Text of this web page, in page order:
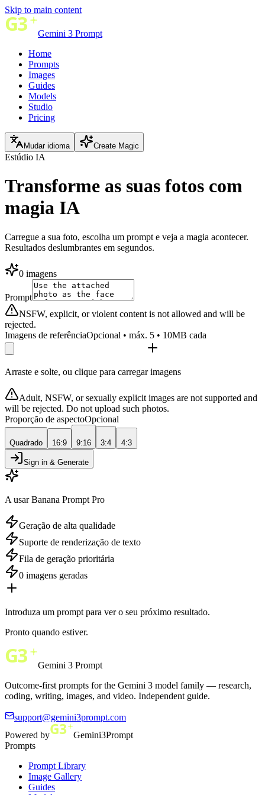
Skip to main content
Gemini 3 Prompt
Home
Prompts
Images
Guides
Models
Studio
Pricing
Mudar idioma Create Magic
Estúdio IA
Transforme as suas fotos com
magia IA
Carregue a sua foto, escolha um prompt e veja a magia acontecer.
Resultados deslumbrantes em segundos.
0 imagens
Prompt
NSFW, explicit, or violent content is not allowed and will be
rejected.
Imagens de referênciaOpcional • máx. 5 • 10MB cada
Arraste e solte, ou clique para carregar imagens
Adult, NSFW, or sexually explicit images are not supported and
will be rejected. Do not upload such photos.
Proporção de aspectoOpcional
Quadrado 16:9 9:16 3:4 4:3
Sign in & Generate
A usar Banana Prompt Pro
Geração de alta qualidade
Suporte de renderização de texto
Fila de geração prioritária
0 imagens geradas
Introduza um prompt para ver o seu próximo resultado.
Pronto quando estiver.
Gemini 3 Prompt
Outcome-first prompts for the Gemini 3 model family — research,
coding, writing, images, and video. Independent guide.
support@gemini3prompt.com
Powered by
Gemini3Prompt
Prompts
Prompt Library
Image Gallery
Guides